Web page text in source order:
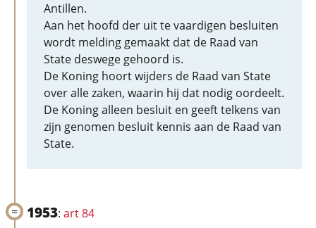
Antillen.
Aan het hoofd der uit te vaardigen besluiten
wordt melding gemaakt dat de Raad van
State deswege gehoord is.
De Koning hoort wijders de Raad van State
over alle zaken, waarin hij dat nodig oordeelt.
De Koning alleen besluit en geeft telkens van
zijn genomen besluit kennis aan de Raad van
State.
1953: art 84